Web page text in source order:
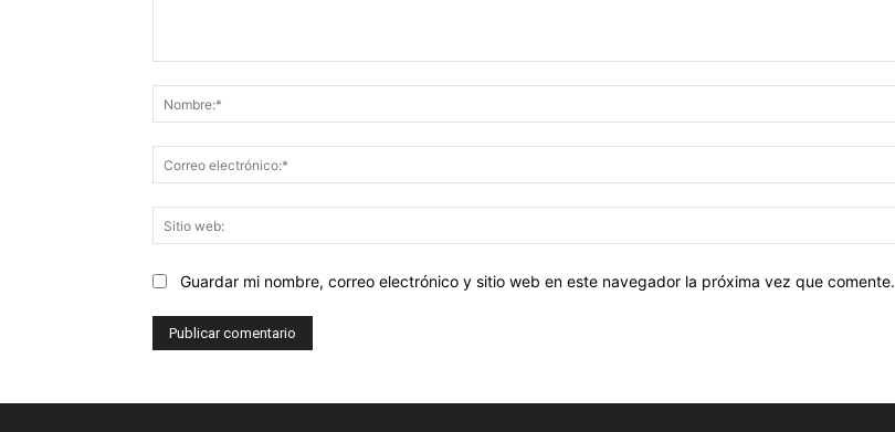
Guardar mi nombre, correo electrónico y sitio web en este navegador la próxima vez que comente.